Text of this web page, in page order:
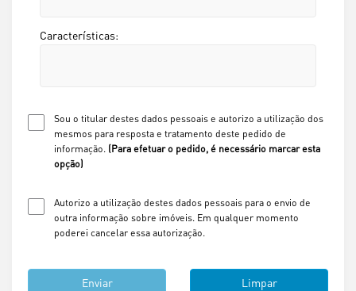
Características:
Sou o titular destes dados pessoais e autorizo a utilização dos
mesmos para resposta e tratamento deste pedido de
informação. (Para efetuar o pedido, é necessário marcar esta
opção)
Autorizo a utilização destes dados pessoais para o envio de
outra informação sobre imóveis. Em qualquer momento
poderei cancelar essa autorização.
Enviar Limpar